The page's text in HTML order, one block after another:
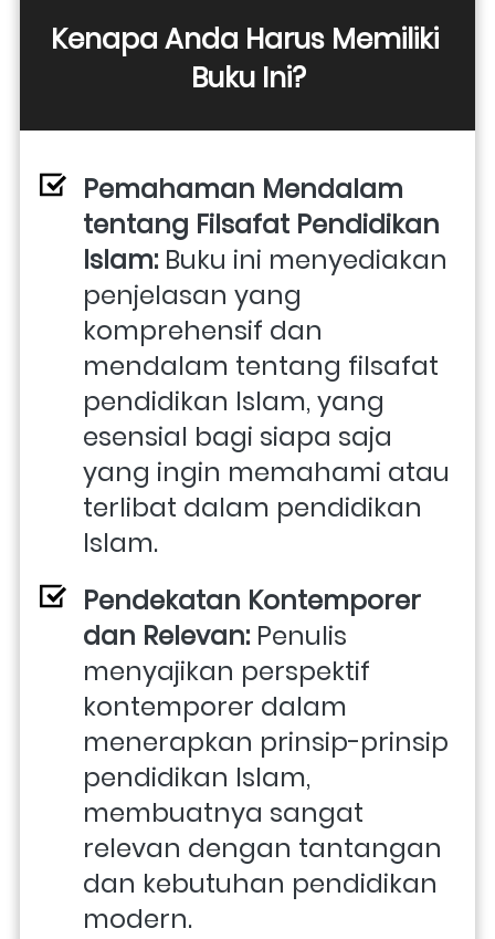
Kenapa Anda Harus Memiliki
Buku Ini?
Pemahaman Mendalam
tentang Filsafat Pendidikan
Islam: Buku ini menyediakan
penjelasan yang
komprehensif dan
mendalam tentang filsafat
pendidikan Islam, yang
esensial bagi siapa saja
yang ingin memahami atau
terlibat dalam pendidikan
Islam.
Pendekatan Kontemporer
dan Relevan: Penulis
menyajikan perspektif
kontemporer dalam
menerapkan prinsip-prinsip
pendidikan Islam,
membuatnya sangat
relevan dengan tantangan
dan kebutuhan pendidikan
modern.